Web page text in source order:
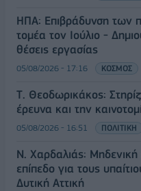
ΗΠΑ: Επιβράδυνση των
τομέα τον Ιούλιο -
θέσεις εργασίας
05/08/2026 - 17:16 ΚΟΣΜΟΣ
Τ. Θεοδωρικάκος:
έρευνα και την
05/08/2026 - 16:51 ΠΟΛΙΤΙΚΗ
Ν. Χαρδαλιάς: Μηδενική
επίπεδο για τους
Δυτική Αττική